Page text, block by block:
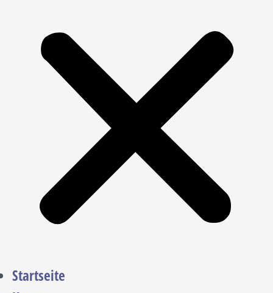
Startseite